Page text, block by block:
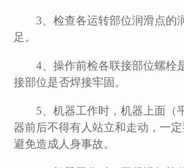
3、检查各运转部位润滑点的
足。
4、操作前检各联接部位螺栓
接部位是否焊接牢固。
5、机器工作时，机器上面（
器前后不得有人站立和走动，一定
避免造成人身事故。